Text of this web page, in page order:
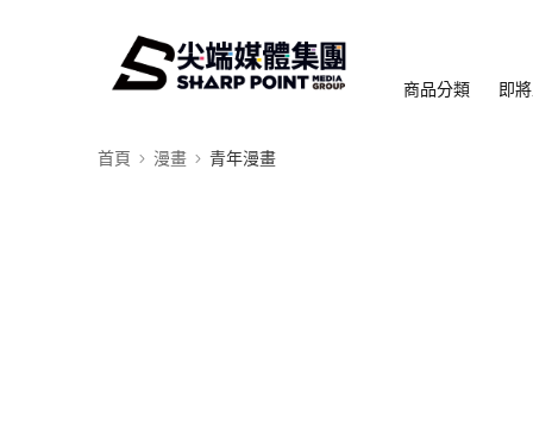
商品分類 即
首頁 漫畫 青年漫畫